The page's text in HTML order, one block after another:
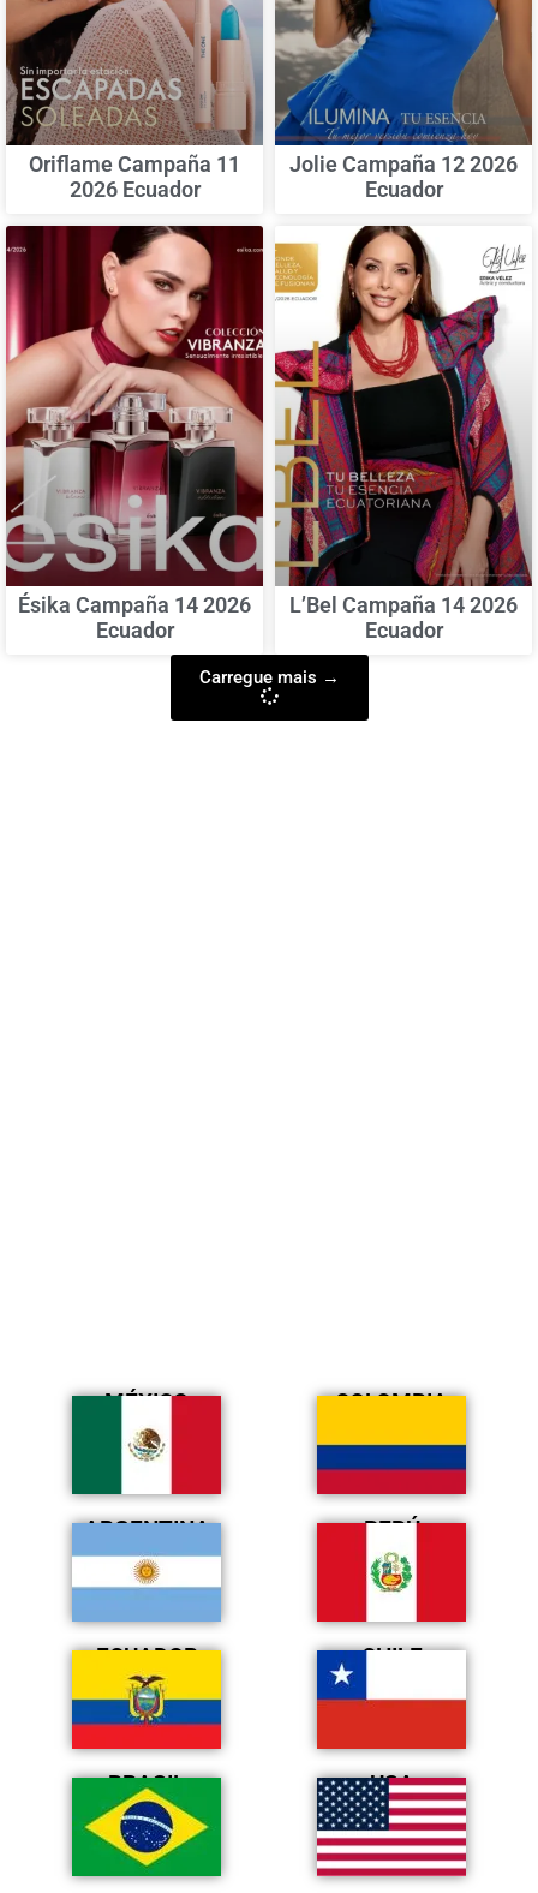
Oriflame Campaña 11
2026 Ecuador
Jolie Campaña 12 2026
Ecuador
Ésika Campaña 14 2026
Ecuador
L’Bel Campaña 14 2026
Ecuador
Carregue mais →
MÉXICO COLOMBIA
ARGENTINA PERÚ
ECUADOR CHILE
BRASIL USA